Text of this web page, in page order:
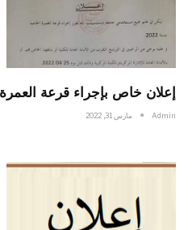
إعلان خاص بإجراء قرعة العمرة
Admin مارس 31, 2022